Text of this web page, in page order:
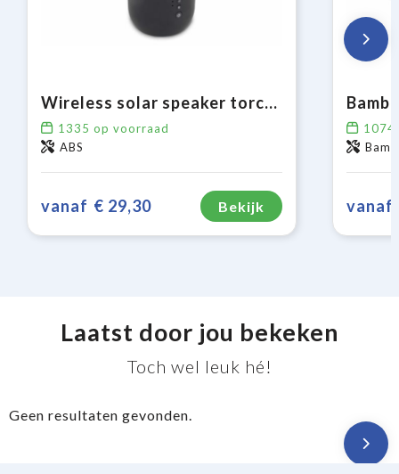
Wireless solar speaker torch 2x5W IPX6
1335 op voorraad
ABS
vanaf € 29,30 Bekijk
1074
vanaf
Laatst door jou bekeken
Toch wel leuk hé!
Geen resultaten gevonden.